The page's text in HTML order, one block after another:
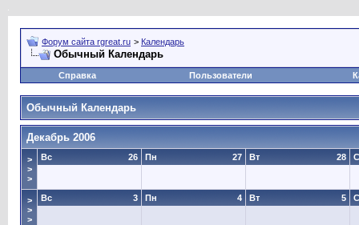
Форум сайта rgreat.ru > Календарь
Обычный Календарь
Справка Пользователи
Обычный Календарь
Декабрь 2006
>
>
>
26
Вс 27
Пн 28
Вт
>
>
>
3
Вс 4
Пн 5
Вт